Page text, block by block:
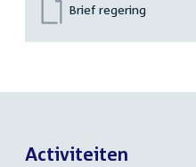
Brief regering
Activiteiten